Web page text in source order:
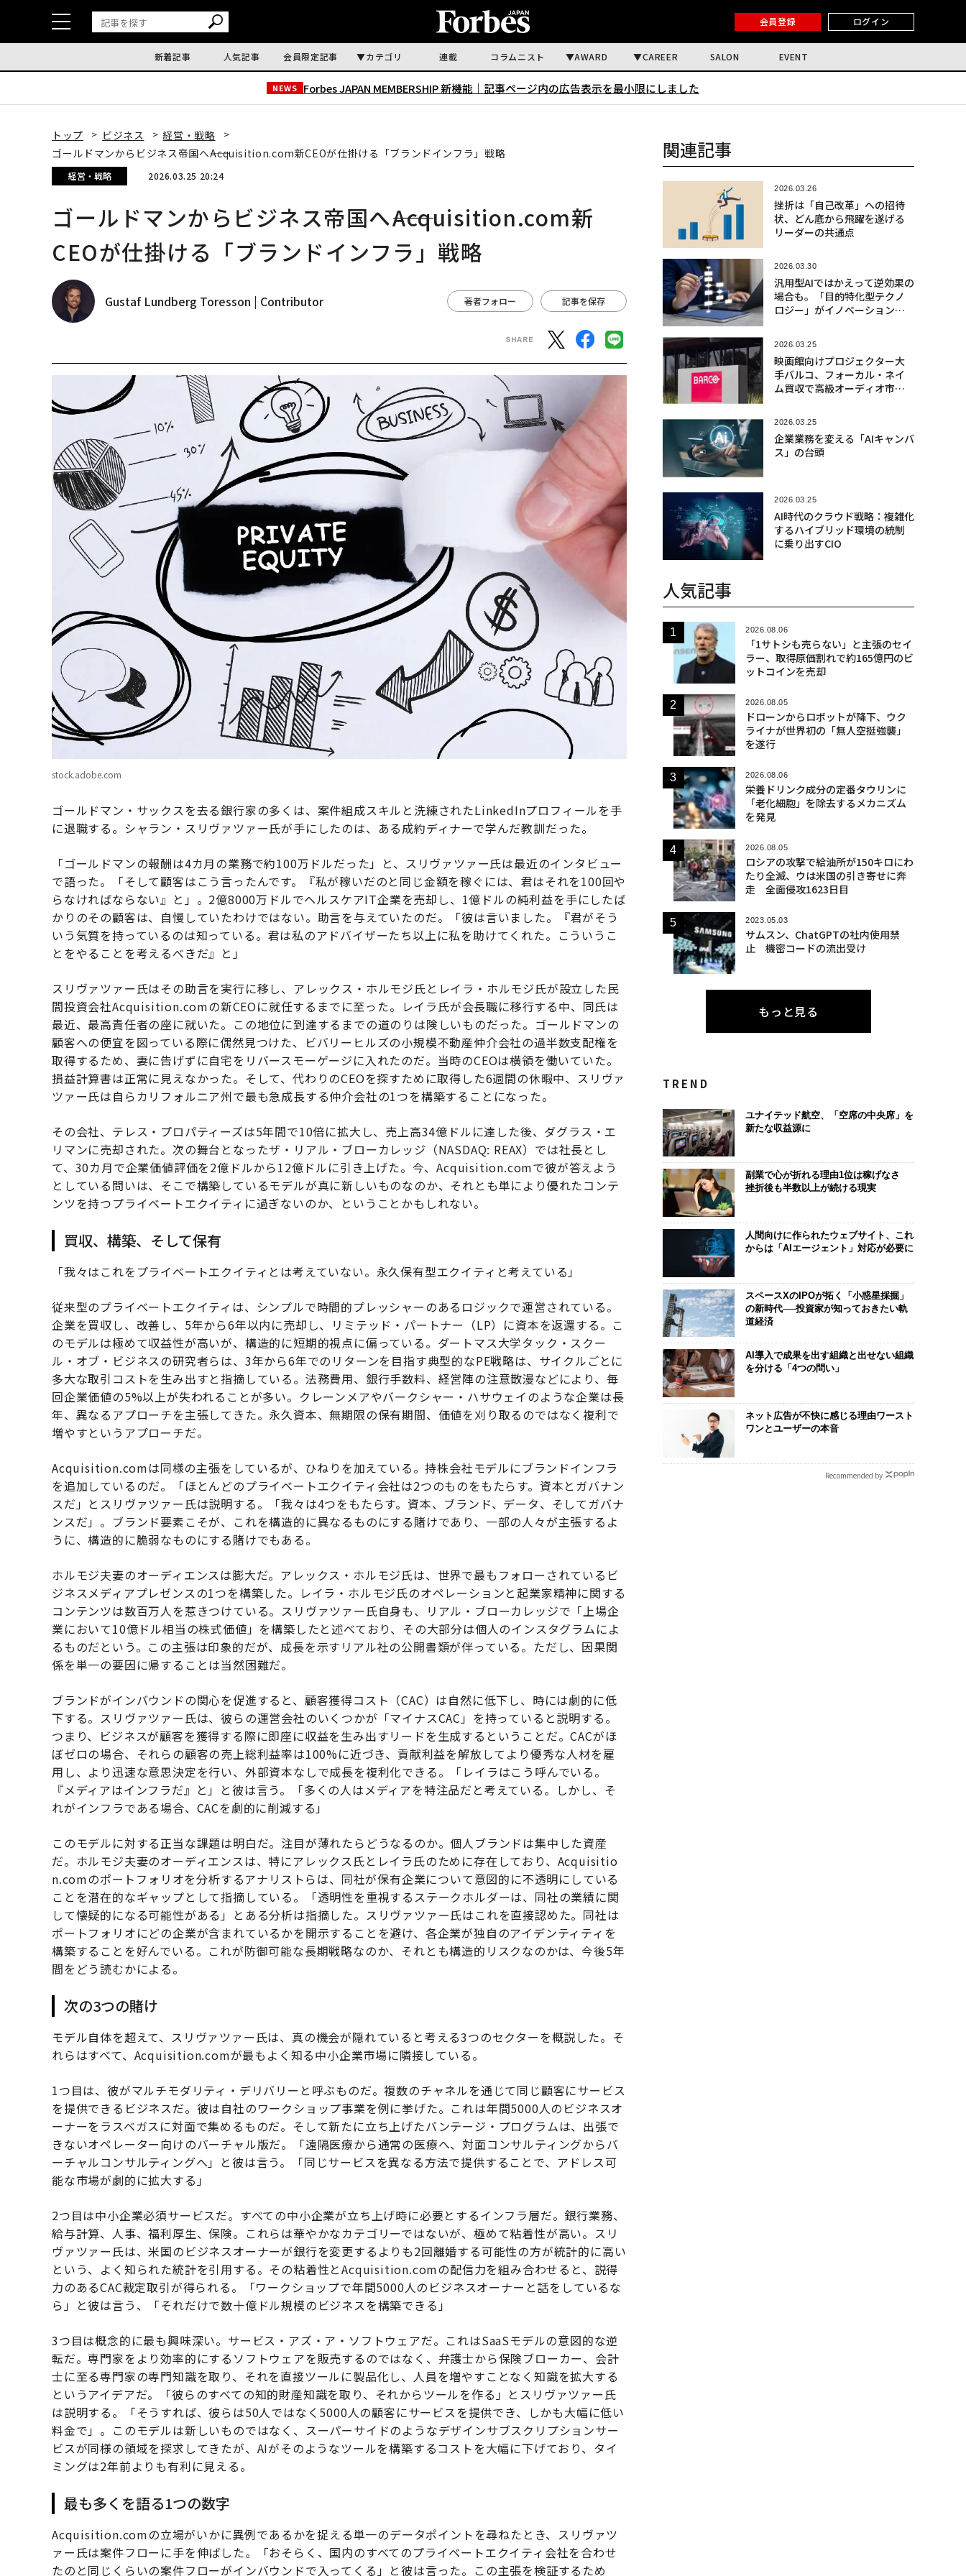
会員登録 ログイン
新着記事 人気記事 会員限定記事 カテゴリ 連載 コラムニスト AWARD CAREER SALON EVENT
NEWS Forbes JAPAN MEMBERSHIP 新機能｜ 記事ページ内の広告表示を最小限にしました
トップ ビジネス
経営・戦略
ゴールドマンからビジネス帝国へ――Acquisition.com新CEOが仕掛ける「ブランドインフラ」戦略
経営・戦略 2026.03.25 20:24
ゴールドマンからビジネス帝国へ――Acquisition.com新
CEOが仕掛ける「ブランドインフラ」戦略
Gustaf Lundberg Toresson | Contributor 著者フォロー 記事を保存
stock.adobe.com
ゴールドマン・サックスを去る銀行家の多くは、案件組成スキルと洗練されたLinkedInプロフィールを手
に退職する。シャラン・スリヴァツァー氏が手にしたのは、ある成約ディナーで学んだ教訓だった。
「ゴールドマンの報酬は4カ月の業務で約100万ドルだった」と、スリヴァツァー氏は最近のインタビュー
で語った。「そして顧客はこう言ったんです。『私が稼いだのと同じ金額を稼ぐには、君はそれを100回や
らなければならない』と」。2億8000万ドルでヘルスケアIT企業を売却し、1億ドルの純利益を手にしたば
かりのその顧客は、自慢していたわけではない。助言を与えていたのだ。「彼は言いました。『君がそう
いう気質を持っているのは知っている。君は私のアドバイザーたち以上に私を助けてくれた。こういうこ
とをやることを考えるべきだ』と」
スリヴァツァー氏はその助言を実行に移し、アレックス・ホルモジ氏とレイラ・ホルモジ氏が設立した民
間投資会社Acquisition.comの新CEOに就任するまでに至った。レイラ氏が会長職に移行する中、同氏は
最近、最高責任者の座に就いた。この地位に到達するまでの道のりは険しいものだった。ゴールドマンの
顧客への便宜を図っている際に偶然見つけた、ビバリーヒルズの小規模不動産仲介会社の過半数支配権を
取得するため、妻に告げずに自宅をリバースモーゲージに入れたのだ。当時のCEOは横領を働いていた。
損益計算書は正常に見えなかった。そして、代わりのCEOを探すために取得した6週間の休暇中、スリヴァ
ツァー氏は自らカリフォルニア州で最も急成長する仲介会社の1つを構築することになった。
その会社、テレス・プロパティーズは5年間で10倍に拡大し、売上高34億ドルに達した後、ダグラス・エ
リマンに売却された。次の舞台となったザ・リアル・ブローカレッジ（NASDAQ: REAX）では社長とし
て、30カ月で企業価値評価を2億ドルから12億ドルに引き上げた。今、Acquisition.comで彼が答えよう
としている問いは、そこで構築しているモデルが真に新しいものなのか、それとも単により優れたコンテ
ンツを持つプライベートエクイティに過ぎないのか、ということかもしれない。
買収、構築、そして保有
「我々はこれをプライベートエクイティとは考えていない。永久保有型エクイティと考えている」
従来型のプライベートエクイティは、シンプルで時間的プレッシャーのあるロジックで運営されている。
企業を買収し、改善し、5年から6年以内に売却し、リミテッド・パートナー（LP）に資本を返還する。こ
のモデルは極めて収益性が高いが、構造的に短期的視点に偏っている。ダートマス大学タック・スクー
ル・オブ・ビジネスの研究者らは、3年から6年でのリターンを目指す典型的なPE戦略は、サイクルごとに
多大な取引コストを生み出すと指摘している。法務費用、銀行手数料、経営陣の注意散漫などにより、毎
回企業価値の5%以上が失われることが多い。クレーンメアやバークシャー・ハサウェイのような企業は長
年、異なるアプローチを主張してきた。永久資本、無期限の保有期間、価値を刈り取るのではなく複利で
増やすというアプローチだ。
Acquisition.comは同様の主張をしているが、ひねりを加えている。持株会社モデルにブランドインフラ
を追加しているのだ。「ほとんどのプライベートエクイティ会社は2つのものをもたらす。資本とガバナン
スだ」とスリヴァツァー氏は説明する。「我々は4つをもたらす。資本、ブランド、データ、そしてガバナ
ンスだ」。ブランド要素こそが、これを構造的に異なるものにする賭けであり、一部の人々が主張するよ
うに、構造的に脆弱なものにする賭けでもある。
ホルモジ夫妻のオーディエンスは膨大だ。アレックス・ホルモジ氏は、世界で最もフォローされているビ
ジネスメディアプレゼンスの1つを構築した。レイラ・ホルモジ氏のオペレーションと起業家精神に関する
コンテンツは数百万人を惹きつけている。スリヴァツァー氏自身も、リアル・ブローカレッジで「上場企
業において10億ドル相当の株式価値」を構築したと述べており、その大部分は個人のインスタグラムによ
るものだという。この主張は印象的だが、成長を示すリアル社の公開書類が伴っている。ただし、因果関
係を単一の要因に帰することは当然困難だ。
ブランドがインバウンドの関心を促進すると、顧客獲得コスト（CAC）は自然に低下し、時には劇的に低
下する。スリヴァツァー氏は、彼らの運営会社のいくつかが「マイナスCAC」を持っていると説明する。
つまり、ビジネスが顧客を獲得する際に即座に収益を生み出すリードを生成するということだ。CACがほ
ぼゼロの場合、それらの顧客の売上総利益率は100%に近づき、貢献利益を解放してより優秀な人材を雇
用し、より迅速な意思決定を行い、外部資本なしで成長を複利化できる。「レイラはこう呼んでいる。
『メディアはインフラだ』と」と彼は言う。「多くの人はメディアを特注品だと考えている。しかし、そ
れがインフラである場合、CACを劇的に削減する」
このモデルに対する正当な課題は明白だ。注目が薄れたらどうなるのか。個人ブランドは集中した資産
だ。ホルモジ夫妻のオーディエンスは、特にアレックス氏とレイラ氏のために存在しており、Acquisitio
n.comのポートフォリオを分析するアナリストらは、同社が保有企業について意図的に不透明にしている
ことを潜在的なギャップとして指摘している。「透明性を重視するステークホルダーは、同社の業績に関
して懐疑的になる可能性がある」とある分析は指摘した。スリヴァツァー氏はこれを直接認めた。同社は
ポートフォリオにどの企業が含まれているかを開示することを避け、各企業が独自のアイデンティティを
構築することを好んでいる。これが防御可能な長期戦略なのか、それとも構造的リスクなのかは、今後5年
間をどう読むかによる。
次の3つの賭け
モデル自体を超えて、スリヴァツァー氏は、真の機会が隠れていると考える3つのセクターを概説した。そ
れらはすべて、Acquisition.comが最もよく知る中小企業市場に隣接している。
1つ目は、彼がマルチモダリティ・デリバリーと呼ぶものだ。複数のチャネルを通じて同じ顧客にサービス
を提供できるビジネスだ。彼は自社のワークショップ事業を例に挙げた。これは年間5000人のビジネスオ
ーナーをラスベガスに対面で集めるものだ。そして新たに立ち上げたバンテージ・プログラムは、出張で
きないオペレーター向けのバーチャル版だ。「遠隔医療から通常の医療へ、対面コンサルティングからバ
ーチャルコンサルティングへ」と彼は言う。「同じサービスを異なる方法で提供することで、アドレス可
能な市場が劇的に拡大する」
2つ目は中小企業必須サービスだ。すべての中小企業が立ち上げ時に必要とするインフラ層だ。銀行業務、
給与計算、人事、福利厚生、保険。これらは華やかなカテゴリーではないが、極めて粘着性が高い。スリ
ヴァツァー氏は、米国のビジネスオーナーが銀行を変更するよりも2回離婚する可能性の方が統計的に高い
という、よく知られた統計を引用する。その粘着性とAcquisition.comの配信力を組み合わせると、説得
力のあるCAC裁定取引が得られる。「ワークショップで年間5000人のビジネスオーナーと話をしているな
ら」と彼は言う、「それだけで数十億ドル規模のビジネスを構築できる」
3つ目は概念的に最も興味深い。サービス・アズ・ア・ソフトウェアだ。これはSaaSモデルの意図的な逆
転だ。専門家をより効率的にするソフトウェアを販売するのではなく、弁護士から保険ブローカー、会計
士に至る専門家の専門知識を取り、それを直接ツールに製品化し、人員を増やすことなく知識を拡大する
というアイデアだ。「彼らのすべての知的財産知識を取り、それからツールを作る」とスリヴァツァー氏
は説明する。「そうすれば、彼らは50人ではなく5000人の顧客にサービスを提供でき、しかも大幅に低い
料金で」。このモデルは新しいものではなく、スーパーサイドのようなデザインサブスクリプションサー
ビスが同様の領域を探求してきたが、AIがそのようなツールを構築するコストを大幅に下げており、タイ
ミングは2年前よりも有利に見える。
最も多くを語る1つの数字
Acquisition.comの立場がいかに異例であるかを捉える単一のデータポイントを尋ねたとき、スリヴァツ
ァー氏は案件フローに手を伸ばした。「おそらく、国内のすべてのプライベートエクイティ会社を合わせ
たのと同じくらいの案件フローがインバウンドで入ってくる」と彼は言った。この主張を検証するため
関連記事
2026.03.26
挫折は「自己改革」への招待
状、どん底から飛躍を遂げる
リーダーの共通点
2026.03.30
汎用型AIではかえって逆効果の
場合も。「目的特化型テクノ
ロジー」がイノベーションを
2026.03.25
映画館向けプロジェクター大
手バルコ、フォーカル・ネイ
ム買収で高級オーディオ市場
2026.03.25
企業業務を変える「AIキャンバ
ス」の台頭
2026.03.25
AI時代のクラウド戦略：複雑化
するハイブリッド環境の統制
に乗り出すCIO
人気記事
2026.08.06
「1サトシも売らない」と主張のセイ
ラー、取得原価割れで約165億円のビ
ットコインを売却
2026.08.05
ドローンからロボットが降下、ウク
ライナが世界初の「無人空挺強襲」
を遂行
2026.08.06
栄養ドリンク成分の定番タウリンに
「老化細胞」を除去するメカニズム
を発見
2026.08.05
ロシアの攻撃で給油所が150キロにわ
たり全滅、ウは米国の引き寄せに奔
走 全面侵攻1623日目
2023.05.03
サムスン、ChatGPTの社内使用禁
止 機密コードの流出受け
もっと見る
TREND
ユナイテッド航空、「空席の中央席」を
新たな収益源に
副業で心が折れる理由1位は稼げなさ
挫折後も半数以上が続ける現実
人間向けに作られたウェブサイト、これ
からは「AIエージェント」対応が必要に
スペースXのIPOが拓く「小惑星採掘」
の新時代──投資家が知っておきたい軌
道経済
AI導入で成果を出す組織と出せない組織
を分ける「4つの問い」
ネット広告が不快に感じる理由ワースト
ワンとユーザーの本音
Recommended by